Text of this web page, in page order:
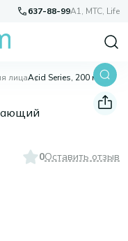
637-88-99A1, МТС, Life
лицаAcid Series, 200 мл
0Оставить отзыв